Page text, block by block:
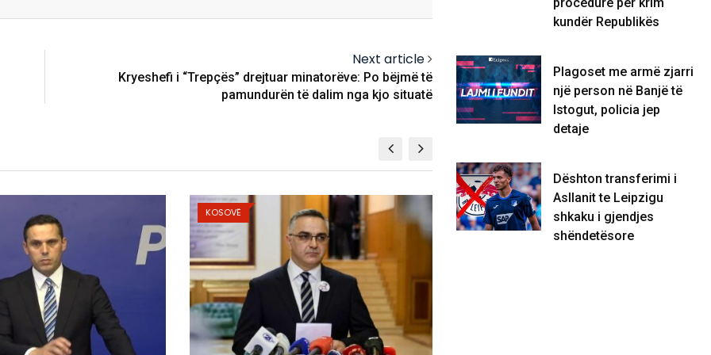
Next article
Kryeshefi i “Trepçës” drejtuar minatorëve: Po bëjmë të
pamundurën të dalim nga kjo situatë
KOSOVË KOSOVË
kundër Republikës
Plagoset me armë zjarri
një person në Banjë të
Istogut, policia jep
detaje
Dështon transferimi i
Asllanit te Leipzigu
shkaku i gjendjes
shëndetësore